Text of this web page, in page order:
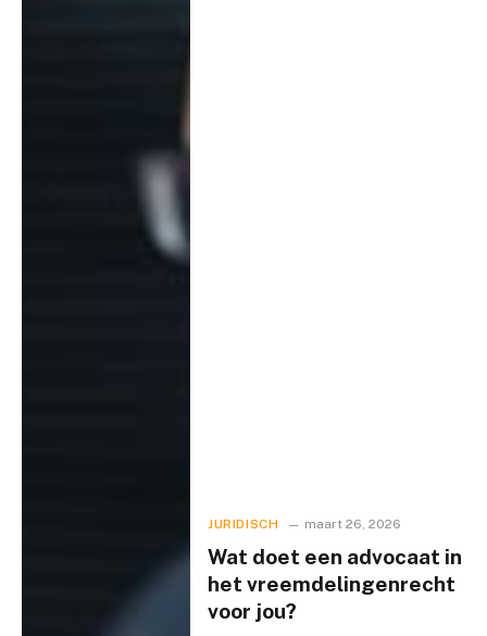
JURIDISCH maart 26, 2026
Wat doet een advocaat in
het vreemdelingenrecht
voor jou?